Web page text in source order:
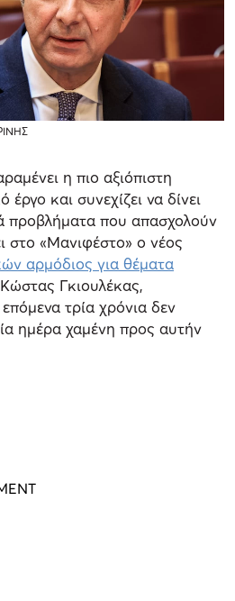
η πιο αξιόπιστη
και συνεχίζει να δίνει
προβλήματα που απασχολούν
στο «Μανιφέστο» ο νέος
αρμόδιος για θέματα
Γκιουλέκας,
τρία χρόνια δεν
ημέρα χαμένη προς αυτήν